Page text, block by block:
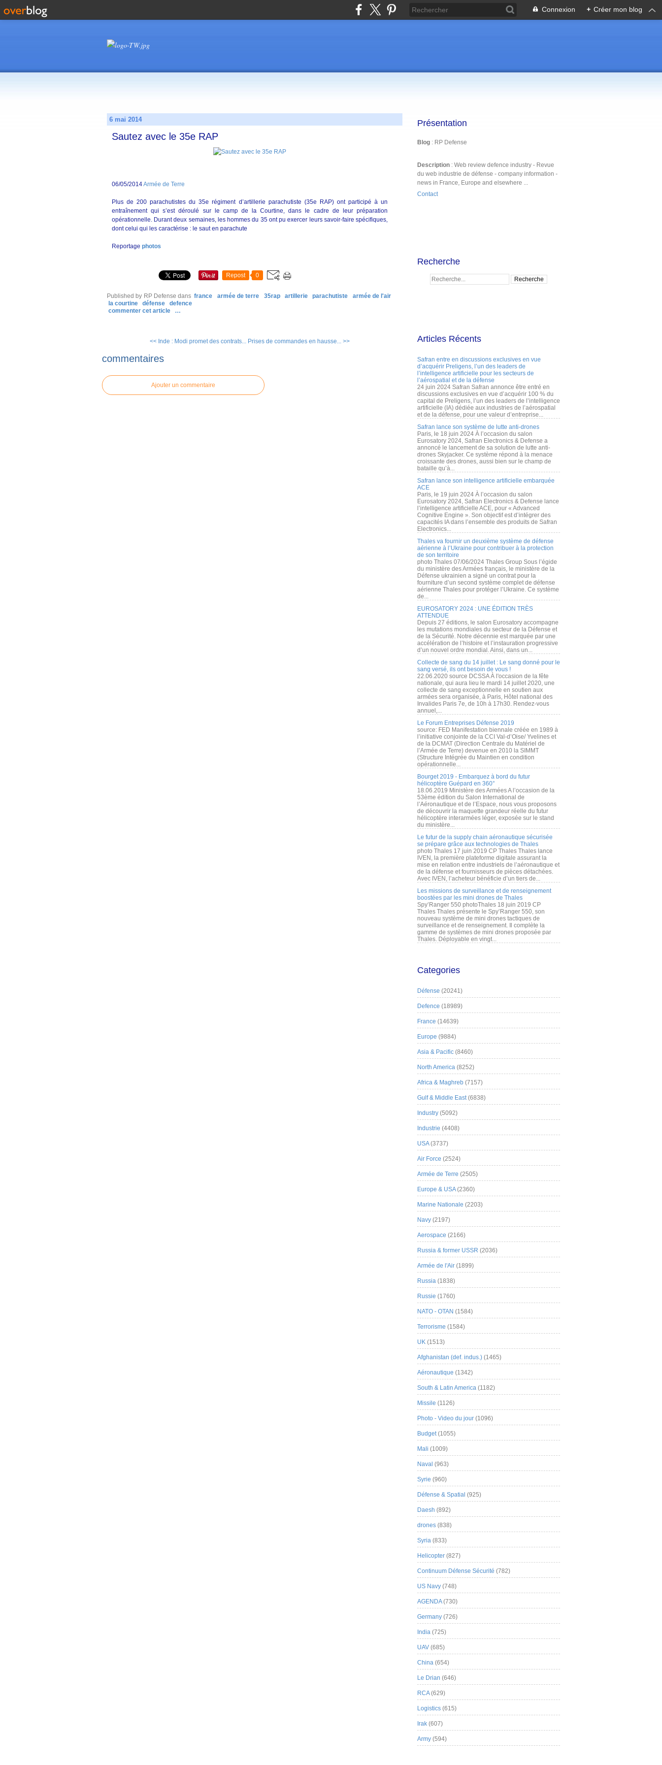
Connexion + Créer mon blog
6 mai 2014
Sautez avec le 35e RAP
06/05/2014Armée de Terre
Plus de 200 parachutistes du 35e régiment d’artillerie parachutiste (35e RAP) ont participé à un
entraînement qui s’est déroulé sur le camp de la Courtine, dans le cadre de leur préparation
opérationnelle. Durant deux semaines, les hommes du 35 ont pu exercer leurs savoir-faire spécifiques,
dont celui qui les caractérise : le saut en parachute
Reportage photos
Repost 0
Published by RP Defense dans france armée de terre 35rap artillerie parachutiste
armée de l'air
la courtine
défense
defence
commenter cet article
…
<< Inde : Modi promet des contrats... Prises de commandes en hausse... >>
commentaires
Ajouter un commentaire
Présentation
Blog : RP Defense
Description : Web review defence industry - Revue
du web industrie de défense - company information -
news in France, Europe and elsewhere ...
Contact
Recherche
Articles Récents
Safran entre en discussions exclusives en vue
d’acquérir Preligens, l’un des leaders de
l’intelligence artificielle pour les secteurs de
l’aérospatial et de la défense
24 juin 2024 Safran Safran annonce être entré en
discussions exclusives en vue d’acquérir 100 % du
capital de Preligens, l’un des leaders de l’intelligence
artificielle (IA) dédiée aux industries de l’aérospatial
et de la défense, pour une valeur d’entreprise...
Safran lance son système de lutte anti-drones
Paris, le 18 juin 2024 À l’occasion du salon
Eurosatory 2024, Safran Electronics & Defense a
annoncé le lancement de sa solution de lutte anti-
drones Skyjacker. Ce système répond à la menace
croissante des drones, aussi bien sur le champ de
bataille qu’à...
Safran lance son intelligence artificielle embarquée
ACE
Paris, le 19 juin 2024 À l’occasion du salon
Eurosatory 2024, Safran Electronics & Defense lance
l’intelligence artificielle ACE, pour « Advanced
Cognitive Engine ». Son objectif est d’intégrer des
capacités IA dans l’ensemble des produits de Safran
Electronics...
Thales va fournir un deuxième système de défense
aérienne à l’Ukraine pour contribuer à la protection
de son territoire
photo Thales 07/06/2024 Thales Group Sous l’égide
du ministère des Armées français, le ministère de la
Défense ukrainien a signé un contrat pour la
fourniture d’un second système complet de défense
aérienne Thales pour protéger l’Ukraine. Ce système
de...
EUROSATORY 2024 : UNE ÉDITION TRÈS
ATTENDUE
Depuis 27 éditions, le salon Eurosatory accompagne
les mutations mondiales du secteur de la Défense et
de la Sécurité. Notre décennie est marquée par une
accélération de l’histoire et l’instauration progressive
d’un nouvel ordre mondial. Ainsi, dans un...
Collecte de sang du 14 juillet : Le sang donné pour le
sang versé, ils ont besoin de vous !
22.06.2020 source DCSSA À l'occasion de la fête
nationale, qui aura lieu le mardi 14 juillet 2020, une
collecte de sang exceptionnelle en soutien aux
armées sera organisée, à Paris, Hôtel national des
Invalides Paris 7e, de 10h à 17h30. Rendez-vous
annuel,...
Le Forum Entreprises Défense 2019
source: FED Manifestation biennale créée en 1989 à
l’initiative conjointe de la CCI Val-d’Oise/ Yvelines et
de la DCMAT (Direction Centrale du Matériel de
l’Armée de Terre) devenue en 2010 la SIMMT
(Structure Intégrée du Maintien en condition
opérationnelle...
Bourget 2019 - Embarquez à bord du futur
hélicoptère Guépard en 360°
18.06.2019 Ministère des Armées A l’occasion de la
53ème édition du Salon International de
l’Aéronautique et de l’Espace, nous vous proposons
de découvrir la maquette grandeur réelle du futur
hélicoptère interarmées léger, exposée sur le stand
du ministère...
Le futur de la supply chain aéronautique sécurisée
se prépare grâce aux technologies de Thales
photo Thales 17 juin 2019 CP Thales Thales lance
IVEN, la première plateforme digitale assurant la
mise en relation entre industriels de l’aéronautique et
de la défense et fournisseurs de pièces détachées.
Avec IVEN, l’acheteur bénéficie d’un tiers de...
Les missions de surveillance et de renseignement
boostées par les mini drones de Thales
Spy’Ranger 550 photoThales 18 juin 2019 CP
Thales Thales présente le Spy’Ranger 550, son
nouveau système de mini drones tactiques de
surveillance et de renseignement. Il complète la
gamme de systèmes de mini drones proposée par
Thales. Déployable en vingt...
Categories
Défense (20241)
Defence (18989)
France (14639)
Europe (9884)
Asia & Pacific (8460)
North America (8252)
Africa & Maghreb (7157)
Gulf & Middle East(6838)
Industry (5092)
Industrie (4408)
USA(3737)
Air Force (2524)
Armée de Terre (2505)
Europe & USA(2360)
Marine Nationale (2203)
Navy (2197)
Aerospace (2166)
Russia & former USSR (2036)
Armée de l'Air (1899)
Russia (1838)
Russie (1760)
NATO - OTAN (1584)
Terrorisme (1584)
UK (1513)
Afghanistan (def. indus.) (1465)
Aéronautique (1342)
South & Latin America (1182)
Missile (1126)
Photo - Video du jour (1096)
Budget(1055)
Mali (1009)
Naval (963)
Syrie (960)
Défense & Spatial (925)
Daesh (892)
drones (838)
Syria (833)
Helicopter (827)
Continuum Défense Sécurité (782)
US Navy (748)
AGENDA(730)
Germany (726)
India (725)
UAV (685)
China (654)
Le Drian (646)
RCA(629)
Logistics (615)
Irak (607)
Army (594)